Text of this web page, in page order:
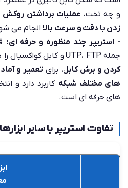
و چه تخت، عملیات برداشتن روکش
زدن با دقت و سرعت بالا انجام می
- استریپر چند منظوره و حرفه ای:
جمله UTP، FTP و کابل کواکسیال را دارد. این ابزار علاوه بر
کردن و برش کابل، برای تعمیر و
های مختلف شبکه کاربرد دارد و
های حرفه ای است.
تفاوت استریپر با سایر